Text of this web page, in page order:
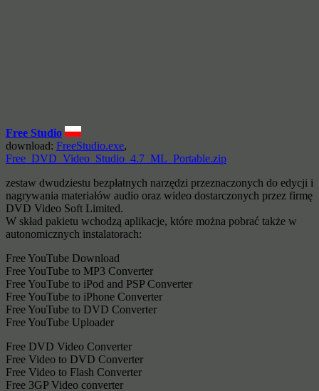
Free Studio
download: FreeStudio.exe,
Free_DVD_Video_Studio_4.7_ML_Portable.zip
zestaw dwudziestu bezpłatnych narzędzi przeznaczonych do edycji i
nagrywania materiałów audio oraz wideo dostarczonych przez firmę
DVD Video Soft Limited.
W skład pakietu wchodzą aplikacje, które można pobrać także w
autonomicznych instalatorach:
Free YouTube Download
Free YouTube to MP3 Converter
Free YouTube to iPod and PSP Converter
Free YouTube to iPhone Converter
Free YouTube to DVD Converter
Free YouTube Uploader
Free DVD Video Converter
Free Video to DVD Converter
Free Video to Flash Converter
Free 3GP Video converter